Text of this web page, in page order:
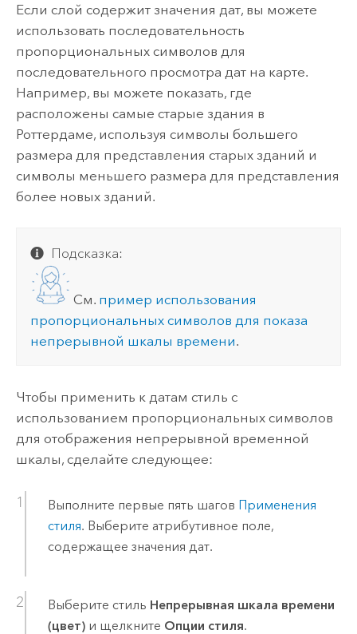
Если слой содержит значения дат, вы можете
использовать последовательность
пропорциональных символов для
последовательного просмотра дат на карте.
Например, вы можете показать, где
расположены самые старые здания в
Роттердаме, используя символы большего
размера для представления старых зданий и
символы меньшего размера для представления
более новых зданий.
Подсказка:
См. пример использования
пропорциональных символов для показа
непрерывной шкалы времени.
Чтобы применить к датам стиль с
использованием пропорциональных символов
для отображения непрерывной временной
шкалы, сделайте следующее:
Выполните первые пять шагов Применения
стиля. Выберите атрибутивное поле,
содержащее значения дат.
Выберите стиль Непрерывная шкала времени
(цвет)и щелкните Опции стиля.